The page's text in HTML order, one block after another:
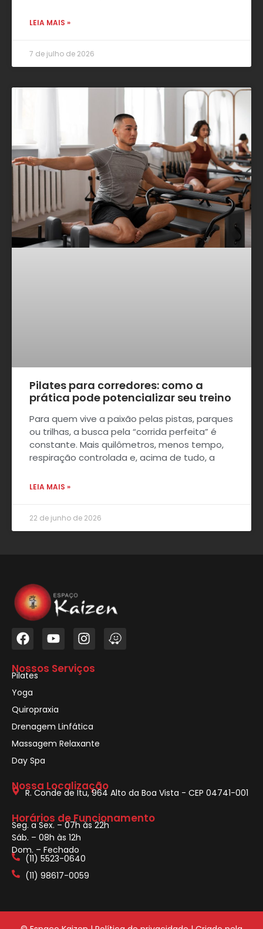
LEIA MAIS »
7 de julho de 2026
Pilates para corredores: como a
prática pode potencializar seu treino
Para quem vive a paixão pelas pistas, parques
ou trilhas, a busca pela “corrida perfeita” é
constante. Mais quilômetros, menos tempo,
respiração controlada e, acima de tudo, a
LEIA MAIS »
22 de junho de 2026
Nossos Serviços
Pilates
Yoga
Quiropraxia
Drenagem Linfática
Massagem Relaxante
Day Spa
Nossa Localização
R. Conde de Itu, 964 Alto da Boa Vista - CEP 04741-001
Horários de Funcionamento
Seg. a Sex. – 07h às 22h
Sáb. – 08h às 12h
Dom. – Fechado
(11) 5523-0640
(11) 98617-0059